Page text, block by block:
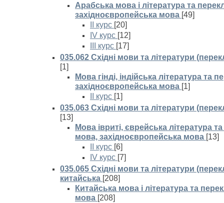
Арабська мова і література та
західноєвропейська мова [49]
II курс [20]
IV курс [12]
III курс [17]
035.062 Східні мови та літератури
[1]
Мова гінді, індійська література та
західноєвропейська мова [1]
II курс [1]
035.063 Східні мови та літератури
[13]
Мова івриті, єврейська література
мова, західноєвропейська мова [13]
II курс [6]
IV курс [7]
035.065 Східні мови та літератури
китайська [208]
Китайська мова і література та
мова [208]